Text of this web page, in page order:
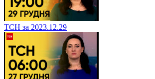
ТСН за 2023.12.29